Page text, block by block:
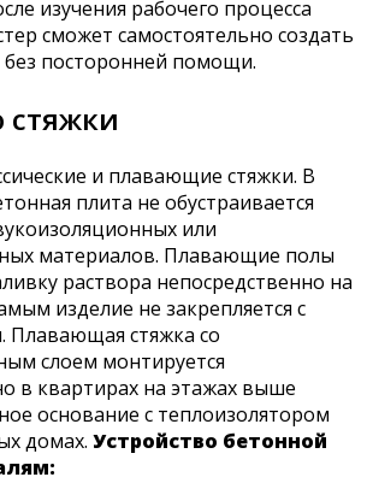
изучения рабочего процесса
сможет самостоятельно создать
посторонней помощи.
стяжки
и плавающие стяжки. В
плита не обустраивается
или
материалов. Плавающие полы
раствора непосредственно на
изделие не закрепляется с
стяжка со
слоем монтируется
в квартирах на этажах выше
основание с теплоизолятором
домах. Устройство бетонной